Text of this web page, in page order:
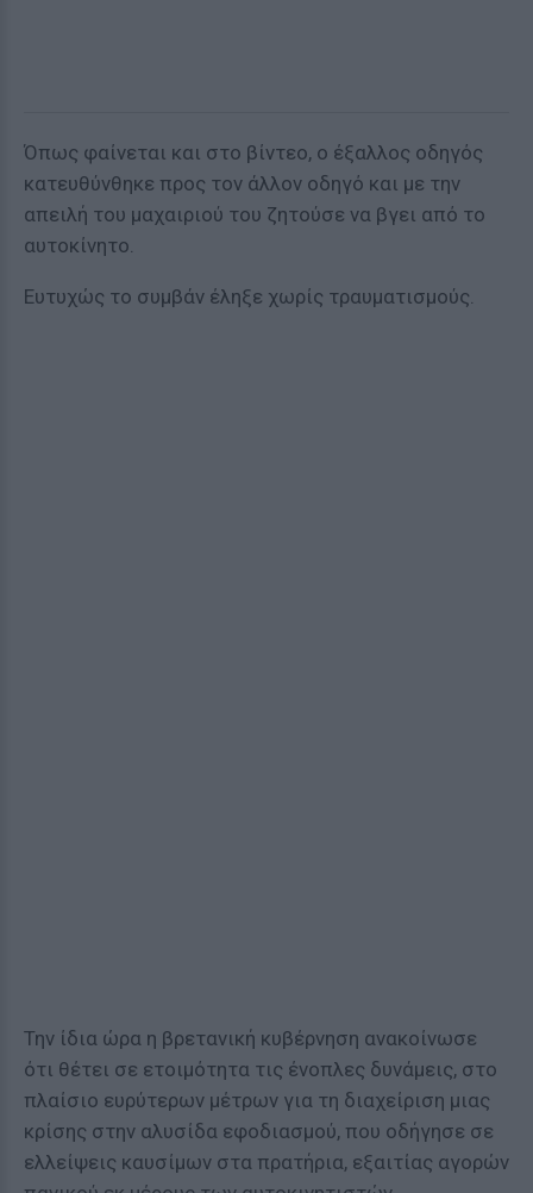
Όπως φαίνεται και στο βίντεο, ο έξαλλος οδηγός
κατευθύνθηκε προς τον άλλον οδηγό και με την
απειλή του μαχαιριού του ζητούσε να βγει από το
αυτοκίνητο.
Ευτυχώς το συμβάν έληξε χωρίς τραυματισμούς.
Την ίδια ώρα η βρετανική κυβέρνηση ανακοίνωσε
ότι θέτει σε ετοιμότητα τις ένοπλες δυνάμεις, στο
πλαίσιο ευρύτερων μέτρων για τη διαχείριση μιας
κρίσης στην αλυσίδα εφοδιασμού, που οδήγησε σε
ελλείψεις καυσίμων στα πρατήρια, εξαιτίας αγορών